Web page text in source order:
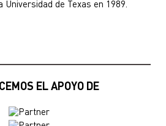
Universidad de Texas en 1989.
EL APOYO DE